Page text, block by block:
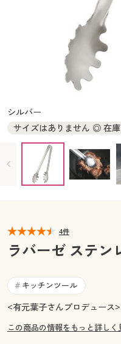
ジュニア・ティーンズ下着
大きいサイズ レディース服
大きいサイズ レディース下
大きいサイズ メンズ
大きいサイズ 事務・制服
シークレットセール
商品カテゴリ一覧
カタログ・チラシから
デジタルカタログ
カタログ無料プレゼン
マイページ
お気に入り
サポート
大きいサイズ レディース下
大きいサイズ メンズ
大きいサイズ 事務・制服
シークレットセール
商品カテゴリ一覧
カタログ・チラシから
カタログ無料プレゼン
会員メニュー
閲覧履歴
サポート
ご利用ガイド
シルバー
サイズはありません ◎ 在庫
4件
ラバーゼ ステン
# キッチンツール
<有元葉子さんプロデュース
この商品の情報をもっと詳しく